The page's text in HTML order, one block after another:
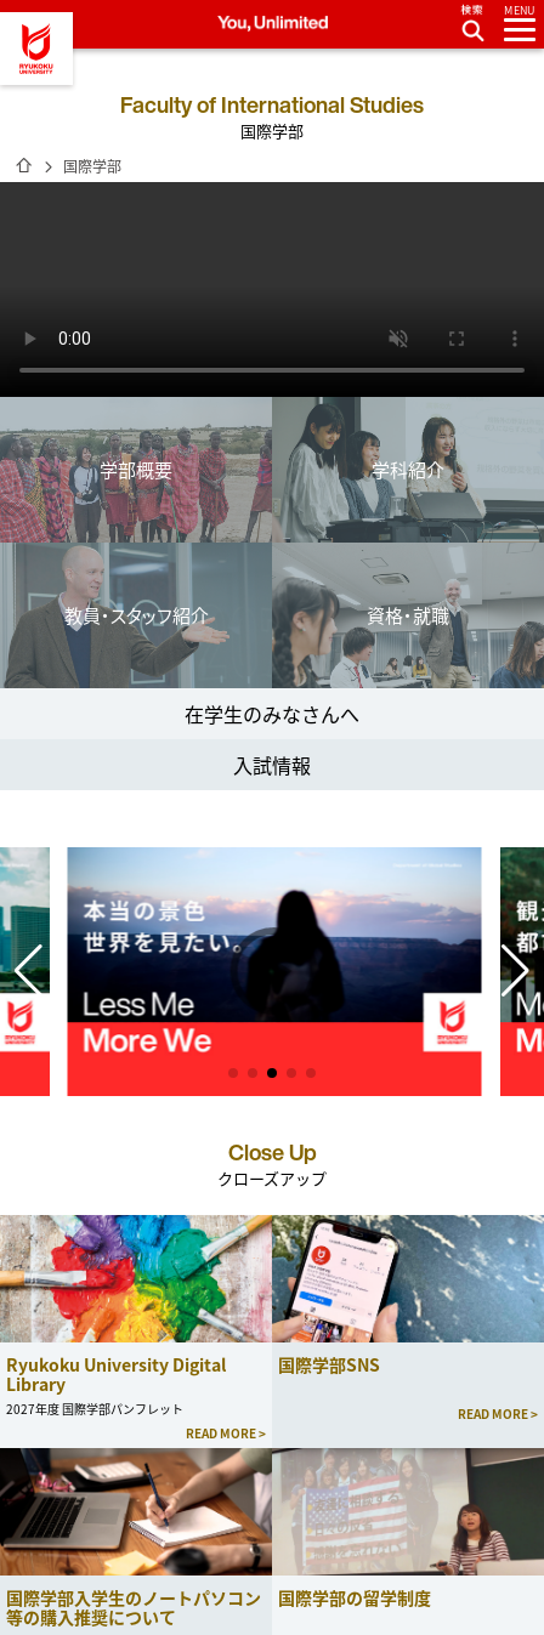
龍谷大学 You, Unlimited
MENU
Faculty of International Studies
国際学部
ホーム
国際学部
学部概要 学科紹介
教員・スタッフ紹介 資格・就職
在学生のみなさんへ
入試情報
Close Up
クローズアップ
Ryukoku University Digital
Library
2027年度 国際学部パンフレット
READ MORE >
国際学部SNS
READ MORE >
国際学部入学生のノートパソコン
等の購入推奨について
国際学部の留学制度